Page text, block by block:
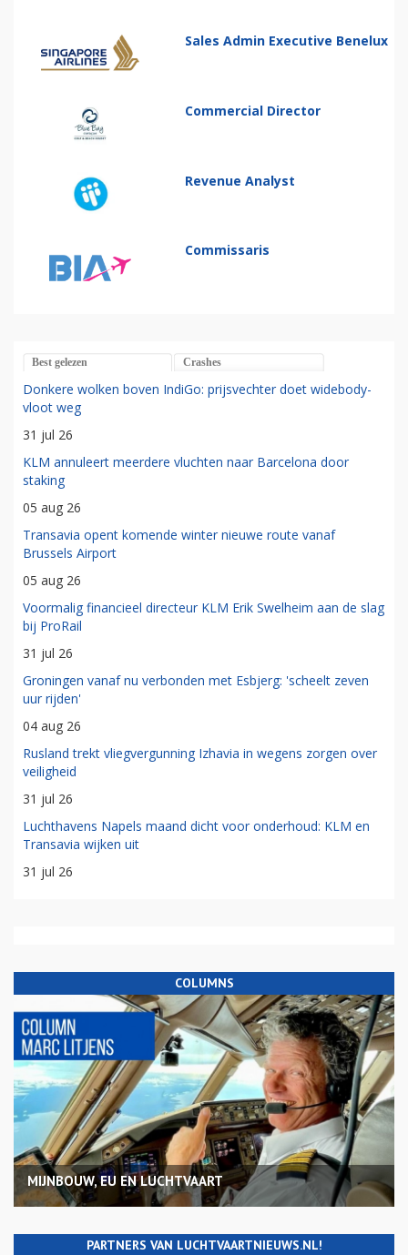
Sales Admin Executive Benelux
Commercial Director
Revenue Analyst
Commissaris
Best gelezen Crashes
Donkere wolken boven IndiGo: prijsvechter doet widebody-
vloot weg
31 jul 26
KLM annuleert meerdere vluchten naar Barcelona door
staking
05 aug 26
Transavia opent komende winter nieuwe route vanaf
Brussels Airport
05 aug 26
Voormalig financieel directeur KLM Erik Swelheim aan de slag
bij ProRail
31 jul 26
Groningen vanaf nu verbonden met Esbjerg: 'scheelt zeven
uur rijden'
04 aug 26
Rusland trekt vliegvergunning Izhavia in wegens zorgen over
veiligheid
31 jul 26
Luchthavens Napels maand dicht voor onderhoud: KLM en
Transavia wijken uit
31 jul 26
COLUMNS
MIJNBOUW, EU EN LUCHTVAART
PARTNERS VAN LUCHTVAARTNIEUWS.NL!